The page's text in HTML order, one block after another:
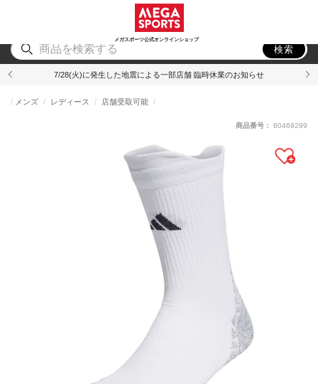
メガスポーツ公式オンラインショップ
アウトドア
検索
7/28(火)に発生した地震による一部店舗 臨時休業のお知らせ
メンズ レディース 店舗受取可能
商品番号： 80469299